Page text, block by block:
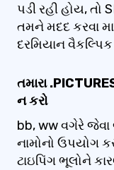
પડી રહી હોય, તો
તમને મદદ કરવા
દરમિયાન
તમારા
ન કરો
bb, ww વગેરે જેવા
નામોનો ઉપયોગ
ટાઇપિંગ ભૂલોને